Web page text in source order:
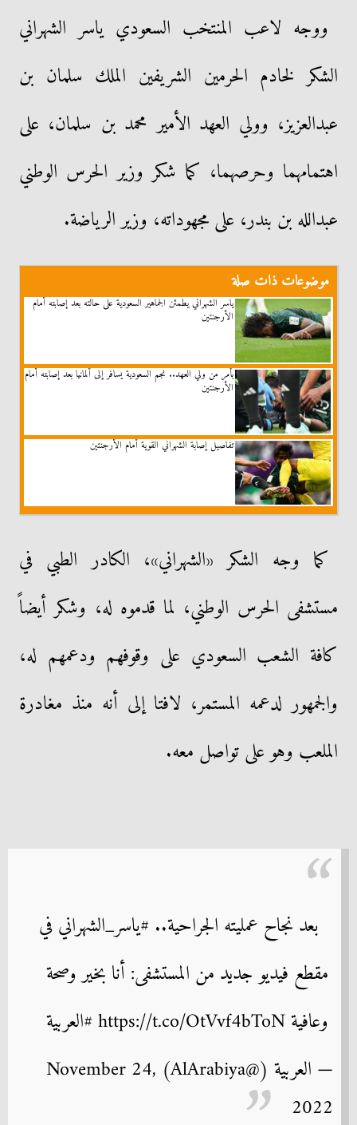
ووجه لاعب المنتخب السعودي ياسر الشهراني
الشكر لخادم الحرمين الشريفين الملك سلمان بن
عبدالعزيز، وولي العهد الأمير محمد بن سلمان، على
اهتمامهما وحرصهما، كما شكر وزير الحرس الوطني
عبدالله بن بندر، على مجهوداته، وزير الرياضة.
موضوعات ذات صلة
ياسر الشهراني يطمئن الجماهير السعودية على حالته بعد إصابته أمام
الأرجنتين
بأمر من ولي العهد.. نجم السعودية يسافر إلى ألمانيا بعد إصابته أمام
الأرجنتين
تفاصيل إصابة الشهراني القوية أمام الأرجنتين
كما وجه الشكر «الشهراني»، الكادر الطبي في
مستشفى الحرس الوطني، لما قدموه له، وشكر أيضاً
كافة الشعب السعودي على وقوفهم ودعمهم له،
والجمهور لدعمه المستمر، لافتا إلى أنه منذ مغادرة
الملعب وهو على تواصل معه.
بعد نجاح عمليته الجراحية.. #ياسر_الشهراني في
مقطع فيديو جديد من المستشفى: أنا بخير وصحة
وعافية https://t.co/OtVvf4bToN #العربية
— العربية (@AlArabiya) November 24,
2022